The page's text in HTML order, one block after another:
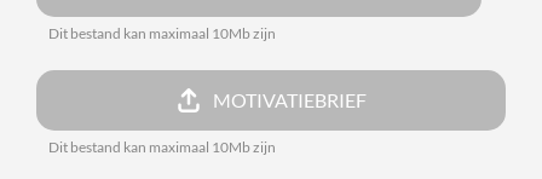
Dit bestand kan maximaal 10Mb zijn
MOTIVATIEBRIEF
Dit bestand kan maximaal 10Mb zijn